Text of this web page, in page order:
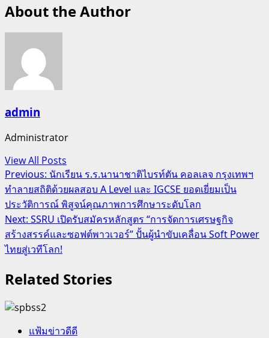
About the Author
admin
Administrator
View All Posts
Post
navigation
Previous: นักเรียน ร.ร.นานาชาติไบรท์ตัน คอลเลจ กรุงเทพฯ
ทำลายสถิติด้วยผลสอบ A Level และ IGCSE ยอดเยี่ยมเป็น
ประวัติการณ์ พิสูจน์คุณภาพการศึกษาระดับโลก
Next: SSRU เปิดรับสมัครหลักสูตร “การจัดการเศรษฐกิจ
สร้างสรรค์และซอฟต์พาวเวอร์” ปั้นผู้นำขับเคลื่อน Soft Power
ไทยสู่เวทีโลก!
Related Stories
แฟ้มข่าวดีดี